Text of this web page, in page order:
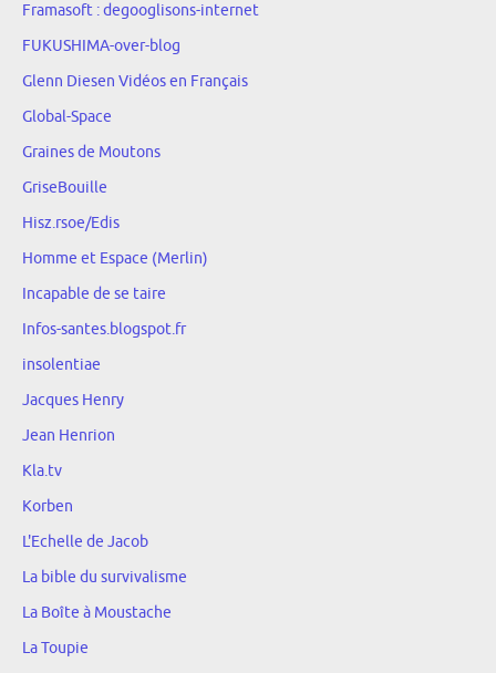
Framasoft : degooglisons-internet
FUKUSHIMA-over-blog
Glenn Diesen Vidéos en Français
Global-Space
Graines de Moutons
GriseBouille
Hisz.rsoe/Edis
Homme et Espace (Merlin)
Incapable de se taire
Infos-santes.blogspot.fr
insolentiae
Jacques Henry
Jean Henrion
Kla.tv
Korben
L'Echelle de Jacob
La bible du survivalisme
La Boîte à Moustache
La Toupie